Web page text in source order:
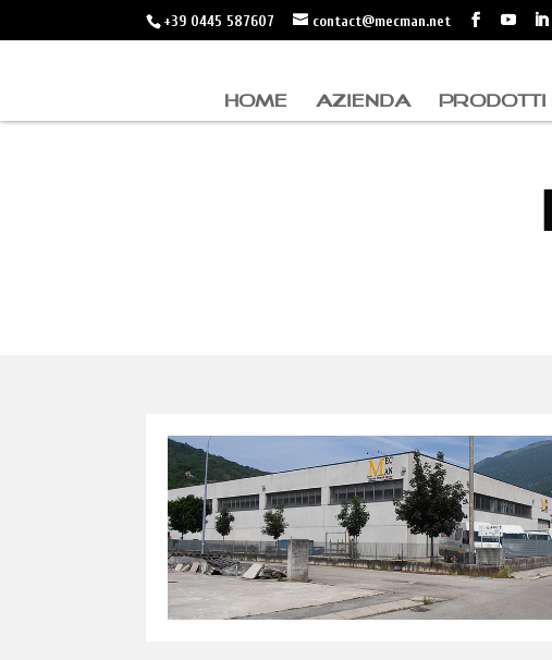
+39 0445 587607 contact@mecman.net
HOME AZIENDA PRODOTTI